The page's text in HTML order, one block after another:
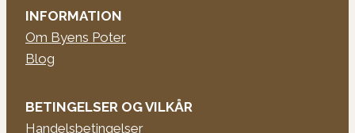
INFORMATION
Om Byens Poter
Blog
BETINGELSER OG VILKÅR
Handelsbetingelser